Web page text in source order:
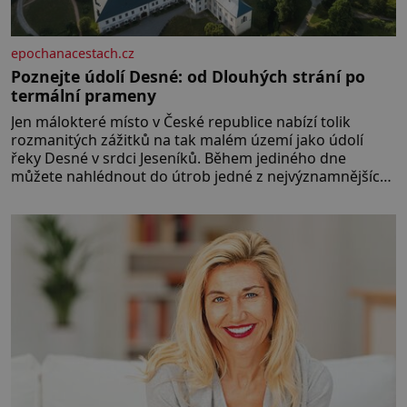
epochanacestach.cz
Poznejte údolí Desné: od Dlouhých strání po
termální prameny
Jen málokteré místo v České republice nabízí tolik
rozmanitých zážitků na tak malém území jako údolí
řeky Desné v srdci Jeseníků. Během jediného dne
můžete nahlédnout do útrob jedné z nejvýznamnějších
hřebeny, projet se na koloběžce a den zakončit
poznáváním památek ve Velkých Losinách nebo v
termálním